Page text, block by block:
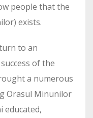
people that the
exists.
to an
of the
a numerous
Orasul Minunilor
educated,